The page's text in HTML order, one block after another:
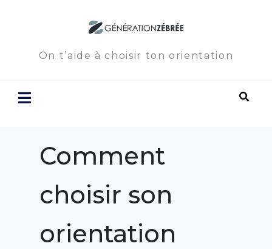
On t’aide à choisir ton orientation
Comment
choisir son
orientation